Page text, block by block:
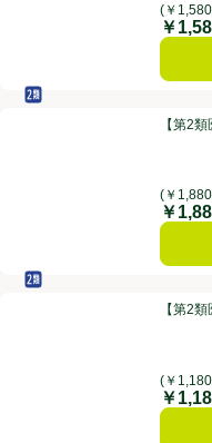
(￥
価格
￥
【第2類医薬品】◆ゼノール
セルフメディケーション税制
第2類医薬品
【第2
(￥
価格
￥
【第2類医薬品】◆バンテリ
セルフメディケーション税制
第2類医薬品
【第2
(￥
価格
￥